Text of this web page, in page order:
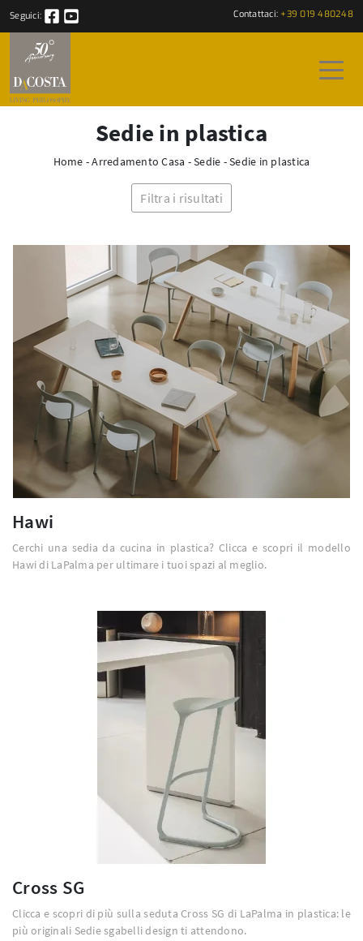
Seguici: Contattaci: +39 019 480248
Sedie in plastica
Home -Arredamento Casa -Sedie -Sedie in plastica
Filtra i risultati
Hawi
Cerchi una sedia da cucina in plastica? Clicca e scopri il modello
Hawi di LaPalma per ultimare i tuoi spazi al meglio.
Cross SG
Clicca e scopri di più sulla seduta Cross SG di LaPalma in plastica: le
più originali Sedie sgabelli design ti attendono.